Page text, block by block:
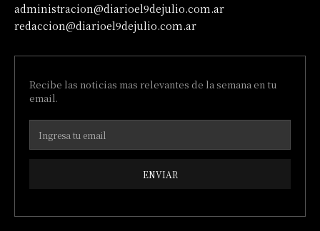
administracion@diarioel9dejulio.com.ar
redaccion@diarioel9dejulio.com.ar
Recibe las noticias mas relevantes de la semana en tu
email.
ENVIAR